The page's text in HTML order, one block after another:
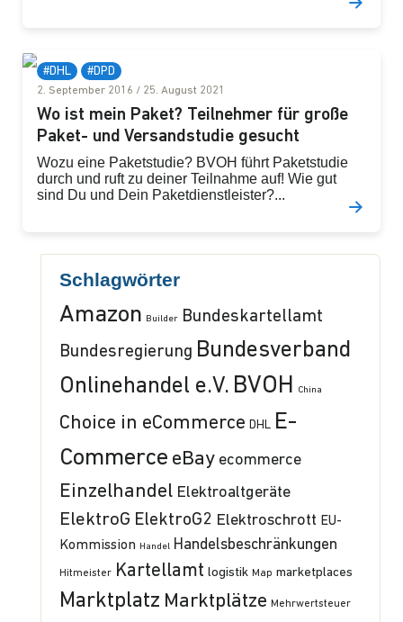
#DHL #DPD
2. September 2016 / 25. August 2021
Wo ist mein Paket? Teilnehmer für große
Paket- und Versandstudie gesucht
Wozu eine Paketstudie? BVOH führt Paketstudie
durch und ruft zu deiner Teilnahme auf! Wie gut
sind Du und Dein Paketdienstleister?...
Schlagwörter
Amazon Builder Bundeskartellamt
Bundesregierung Bundesverband
Onlinehandel e.V. BVOH China
Choice in eCommerce DHL E-
Commerce eBay ecommerce
Einzelhandel Elektroaltgeräte
ElektroG ElektroG2 Elektroschrott EU-
Kommission
Handel Handelsbeschränkungen
Hitmeister Kartellamt logistik Map marketplaces
Marktplatz Marktplätze Mehrwertsteuer